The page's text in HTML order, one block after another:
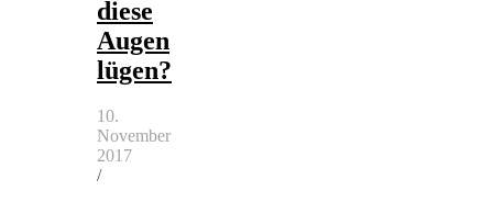
diese
Augen
lügen?
10.
November
2017
/